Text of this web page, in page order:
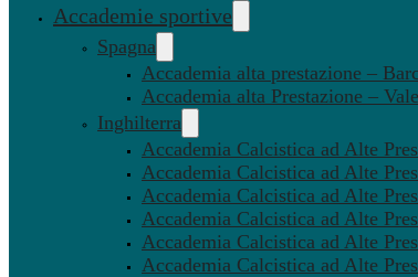
Accademie sportive
Spagna
Accademia alta prestazione –
Accademia alta Prestazione –
Inghilterra
Accademia Calcistica ad Alte
Accademia Calcistica ad Alte
Accademia Calcistica ad Alte
Accademia Calcistica ad Alte
Accademia Calcistica ad Alte
Accademia Calcistica ad Alte